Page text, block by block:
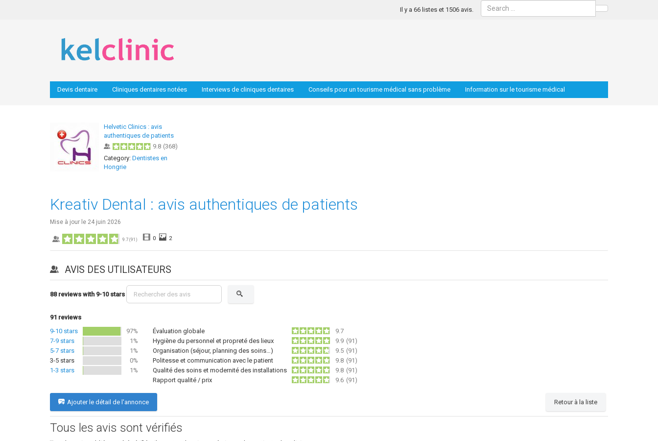
Search
Il y a 66 listes et 1506 avis.
Devis dentaire Cliniques dentaires notées Interviews de cliniques dentaires Conseils pour un tourisme médical sans problème Information sur le tourisme médical
Helvetic Clinics : avis
authentiques de patients
9.8 (368)
Category: Dentistes en
Hongrie
Kreativ Dental : avis authentiques de patients
Mise à jour le 24 juin 2026
9.7 (91 ) 0 2
AVIS DES UTILISATEURS
88 reviews with 9-10 stars
91 reviews
9-10 stars
97%
7-9 stars
1%
5-7 stars
1%
3-5 stars
0%
1-3 stars
1%
Évaluation globale
9.7
Hygiène du personnel et propreté des lieux
9.9 (91)
Organisation (séjour, planning des soins…)
9.5 (91)
Politesse et communication avec le patient
9.8 (91)
Qualité des soins et modernité des installations
9.8 (91)
Rapport qualité / prix
9.6 (91)
Ajouter le détail de l'annonce Retour à la liste
Tous les avis sont vérifiés